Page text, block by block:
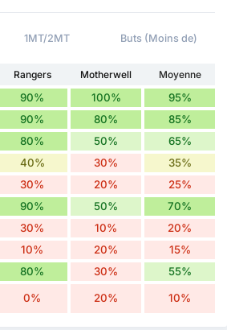
1MT/2MT Buts (Moins de)
Rangers Motherwell
Moyenne
90% 100% 95%
90% 80% 85%
80% 50% 65%
40% 30% 35%
30% 20% 25%
90% 50% 70%
30% 10% 20%
10% 20% 15%
80% 30% 55%
0% 20% 10%